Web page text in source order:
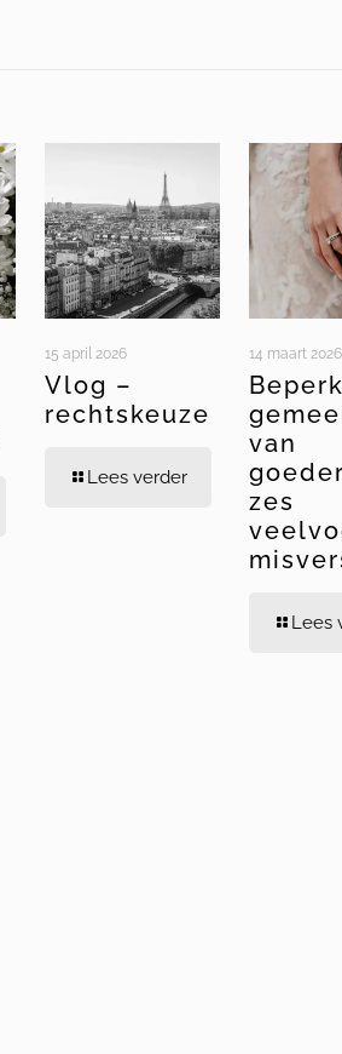
15 april 2026
Vlog –
rechtskeuze
Lees verder
14 maart 2026
van
zes
Lees